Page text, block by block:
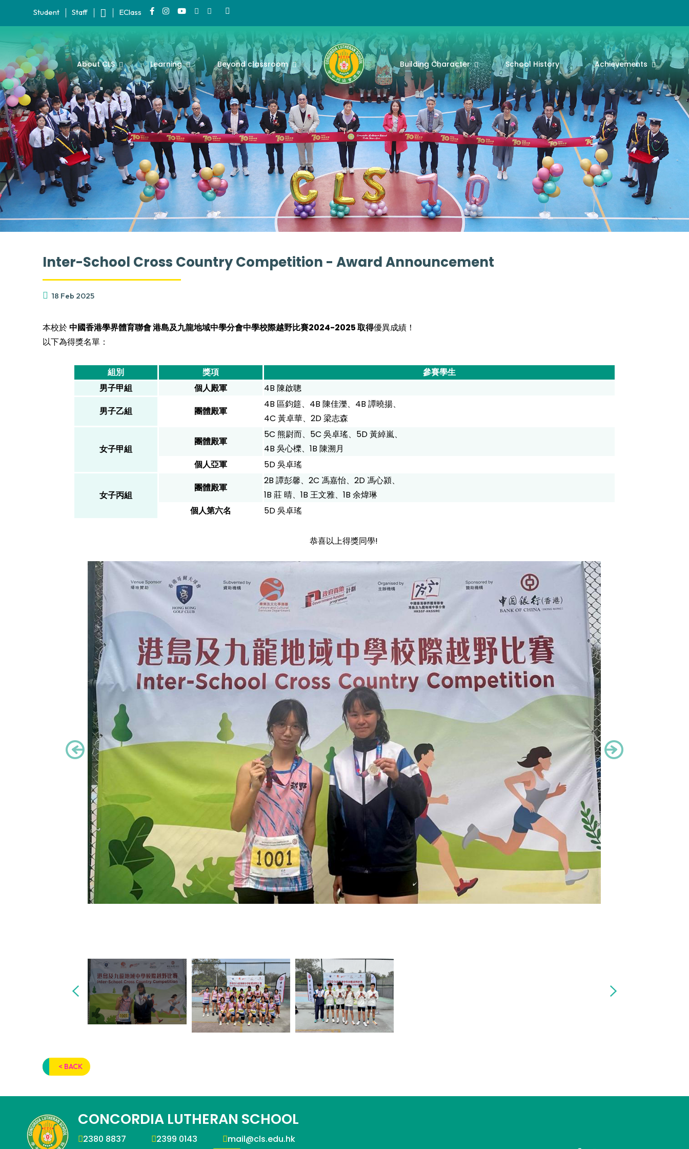
Student Staff EClass
About CLS Learning Beyond classroom Building Character School History Achievements
Inter-School Cross Country Competition - Award Announcement
18 Feb 2025
本校於中國香港學界體育聯會 港島及九龍地域中學分會中學校際越野比賽2024-2025 取得優異成績！
以下為得獎名單：
組別 獎項
參賽學生
男子甲組
個人殿軍
4B 陳啟聰
男子乙組
團體殿軍
4B 區鈞筵、4B 陳佳濼、4B 譚曉揚、
4C 黃卓華、2D 梁志森
女子甲組
團體殿軍
5C 熊尉而、5C 吳卓瑤、5D 黃綽嵐、
4B 吳心櫟、1B 陳溯月
個人亞軍
5D 吳卓瑤
女子丙組
團體殿軍
2B 譚彭馨、2C 馮嘉怡、2D 馮心潁、
1B 莊 晴、1B 王文雅、1B 余煒琳
個人第六名
5D 吳卓瑤
恭喜以上得獎同學!
< BACK
CONCORDIA LUTHERAN SCHOOL
2380 8837 2399 0143
mail@cls.edu.hk